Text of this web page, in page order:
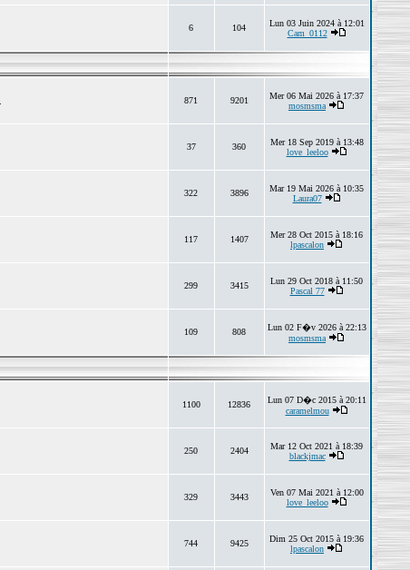
6 104
Lun 03 Juin 2024 à 12:01
Cam_0112
871 9201
Mer 06 Mai 2026 à 17:37
mosmsma
37 360
Mer 18 Sep 2019 à 13:48
love_leeloo
322 3896
Mar 19 Mai 2026 à 10:35
Laura07
117 1407
Mer 28 Oct 2015 à 18:16
lpascalon
299 3415
Lun 29 Oct 2018 à 11:50
Pascal 77
109 808
Lun 02 F�v 2026 à 22:13
mosmsma
1100 12836
Lun 07 D�c 2015 à 20:11
caramelmou
250 2404
Mar 12 Oct 2021 à 18:39
blackjmac
329 3443
Ven 07 Mai 2021 à 12:00
love_leeloo
744 9425
Dim 25 Oct 2015 à 19:36
lpascalon